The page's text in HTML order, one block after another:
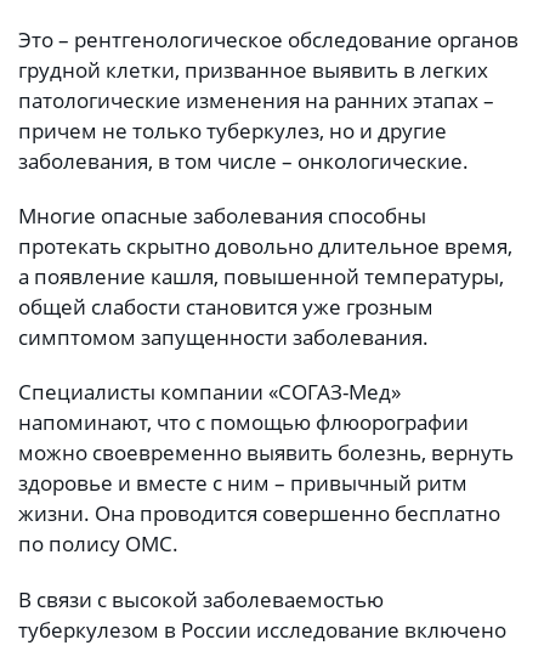
Это – рентгенологическое обследование органов
грудной клетки, призванное выявить в легких
патологические изменения на ранних этапах –
причем не только туберкулез, но и другие
заболевания, в том числе – онкологические.
Многие опасные заболевания способны
протекать скрытно довольно длительное время,
а появление кашля, повышенной температуры,
общей слабости становится уже грозным
симптомом запущенности заболевания.
Специалисты компании «СОГАЗ-Мед»
напоминают, что с помощью флюорографии
можно своевременно выявить болезнь, вернуть
здоровье и вместе с ним – привычный ритм
жизни. Она проводится совершенно бесплатно
по полису ОМС.
В связи с высокой заболеваемостью
туберкулезом в России исследование включено